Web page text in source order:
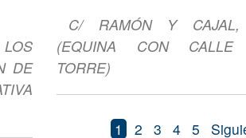
DE
C/ RAMÓN Y
(EQUINA CON
TORRE)
1 2 3 4 5